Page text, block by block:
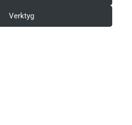
Verktyg